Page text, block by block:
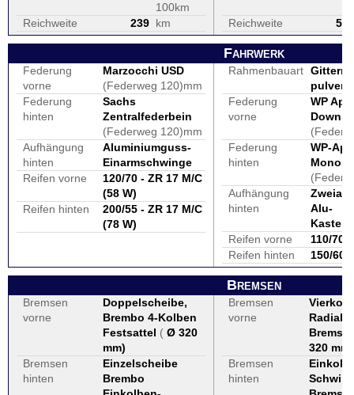
100km
Reichweite
239 km Reichweite 554
Fahrwerk
Federung
vorne
Marzocchi USD
(Federweg 120)mm
Federung
hinten
Sachs
Zentralfederbein
(Federweg 120)mm
Aufhängung
hinten
Aluminiumguss-
Einarmschwinge
Reifen vorne
120/70 - ZR 17 M/C
(58 W)
Reifen hinten
200/55 - ZR 17 M/C
(78 W)
Rahmenbauart
Federung
vorne
WP
Down
Federung
hinten
WP-
Aufhängung
hinten
Alu-
Reifen vorne
110/70
Reifen hinten
150/60
Bremsen
Bremsen
vorne
Doppelscheibe,
Brembo 4-Kolben
Festsattel ( Ø 320
mm)
Bremsen
hinten
Einzelscheibe
Brembo
Bremsen
vorne
320 mm
Bremsen
hinten